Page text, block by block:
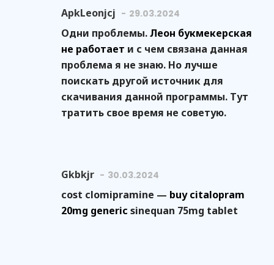
ApkLeonjcj 29.03.2024
Одни проблемы.Леон букмекерская
не работает и с чем связана данная
проблема я не знаю. Но лучше
поискать другой источник для
скачивания данной программы. Тут
тратить свое время не советую.
Gkbkjr 30.03.2024
cost clomipramine — buy citalopram
20mg generic sinequan 75mg tablet